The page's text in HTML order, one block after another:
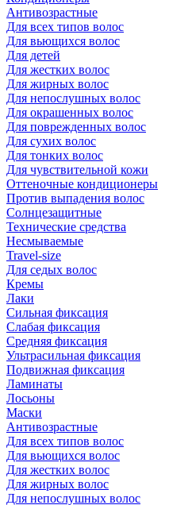
Антивозрастные
Для всех типов волос
Для вьющихся волос
Для детей
Для жестких волос
Для жирных волос
Для непослушных волос
Для окрашенных волос
Для поврежденных волос
Для сухих волос
Для тонких волос
Для чувствительной кожи
Оттеночные кондиционеры
Против выпадения волос
Солнцезащитные
Технические средства
Несмываемые
Travel-size
Для седых волос
Кремы
Лаки
Сильная фиксация
Слабая фиксация
Средняя фиксация
Ультрасильная фиксация
Подвижная фиксация
Ламинаты
Лосьоны
Маски
Антивозрастные
Для всех типов волос
Для вьющихся волос
Для жестких волос
Для жирных волос
Для непослушных волос